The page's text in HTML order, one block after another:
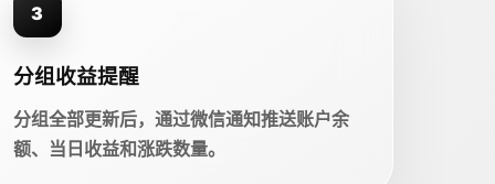
3
分组收益提醒
分组全部更新后，通过微信通知推送账户余
额、当日收益和涨跌数量。